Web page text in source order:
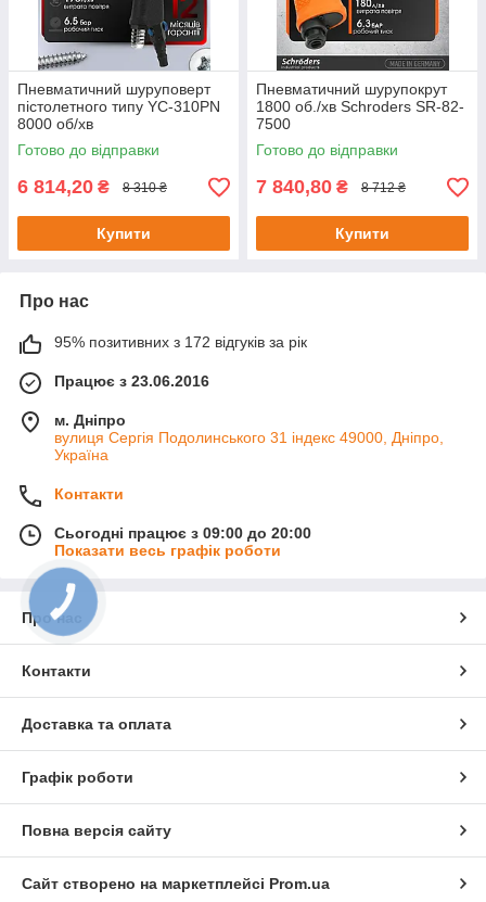
Пневматичний шуруповерт
пістолетного типу YC-310PN
8000 об/хв
Готово до відправки
6 814,20 ₴ 8 310 ₴
Купити
Пневматичний шурупокрут
1800 об./хв Schroders SR-82-
7500
Готово до відправки
7 840,80 ₴ 8 712 ₴
Купити
Про нас
95% позитивних з 172 відгуків за рік
Працює з 23.06.2016
м. Дніпро
вулиця Сергія Подолинського 31 індекс 49000, Дніпро,
Україна
Контакти
Сьогодні працює з 09:00 до 20:00
Показати весь графік роботи
Про нас
Контакти
Доставка та оплата
Графік роботи
Повна версія сайту
Сайт створено на маркетплейсі Prom.ua
КНОПКА
ЗВ'ЯЗКУ